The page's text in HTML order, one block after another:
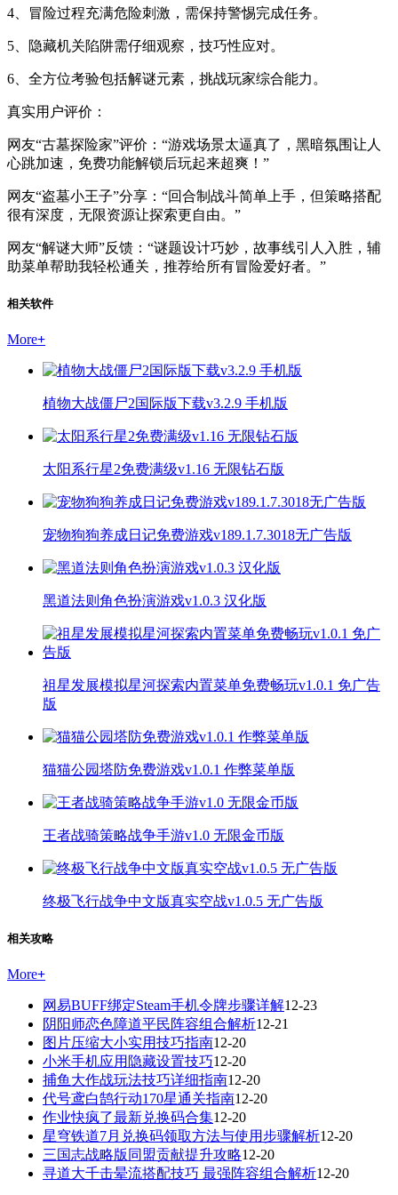
4、冒险过程充满危险刺激，需保持警惕完成任务。
5、隐藏机关陷阱需仔细观察，技巧性应对。
6、全方位考验包括解谜元素，挑战玩家综合能力。
真实用户评价：
网友“古墓探险家”评价：“游戏场景太逼真了，黑暗氛围让人
心跳加速，免费功能解锁后玩起来超爽！”
网友“盗墓小王子”分享：“回合制战斗简单上手，但策略搭配
很有深度，无限资源让探索更自由。”
网友“解谜大师”反馈：“谜题设计巧妙，故事线引人入胜，辅
助菜单帮助我轻松通关，推荐给所有冒险爱好者。”
相关软件
More+
植物大战僵尸2国际版下载v3.2.9 手机版
太阳系行星2免费满级v1.16 无限钻石版
宠物狗狗养成日记免费游戏v189.1.7.3018无广告版
黑道法则角色扮演游戏v1.0.3 汉化版
祖星发展模拟星河探索内置菜单免费畅玩v1.0.1 免广告
版
猫猫公园塔防免费游戏v1.0.1 作弊菜单版
王者战骑策略战争手游v1.0 无限金币版
终极飞行战争中文版真实空战v1.0.5 无广告版
相关攻略
More+
网易BUFF绑定Steam手机令牌步骤详解12-23
阴阳师恋色障道平民阵容组合解析12-21
图片压缩大小实用技巧指南12-20
小米手机应用隐藏设置技巧12-20
捕鱼大作战玩法技巧详细指南12-20
代号鸢白鹄行动170星通关指南12-20
作业快疯了最新兑换码合集12-20
星穹铁道7月兑换码领取方法与使用步骤解析12-20
三国志战略版同盟贡献提升攻略12-20
寻道大千击晕流搭配技巧 最强阵容组合解析12-20